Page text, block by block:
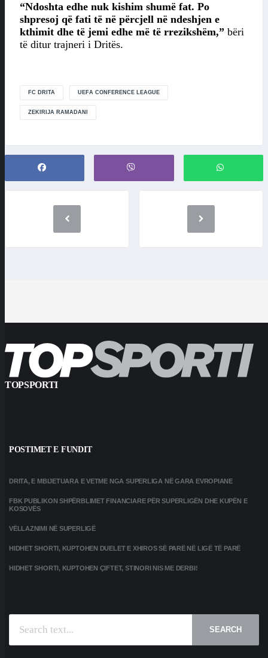
“Ndoshta edhe nuk kishim shumë fat. Po
shpresoj që fati të në përcjell në ndeshjen e
kthimit dhe të jemi edhe më të rrezikshëm,” bëri
të ditur trajneri i Dritës.
FC DRITA UEFA CONFERENCE LEAGUE
ZEKIRIJA RAMADANI
TOPSPORTI
POSTIMET E FUNDIT
DRITA, E MBIJETUARA E VETME NGA SUPERLIGA NË GARA EVROPIANE
FBK PUBLIKON SHPËRBLIMET FINANCIARE PËR SUPERLIGËN DHE KUPËN E
KOSOVËS
VËLLAZNIMI NË SUPERLIGË
HIDHET SHORTI, KUPTOHEN DUELET E XHIROS SË PARË NË LIGË TË PARË
HIDHET SHORTI, KUPTOHEN ÇIFTET, STINORI NIS ME DERBI!
SEARCH